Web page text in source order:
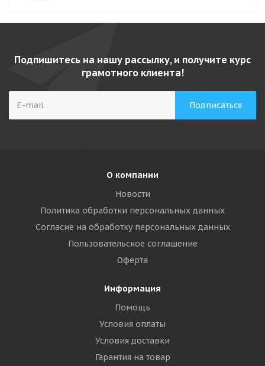
Подпишитесь на нашу рассылку, и получите курс
грамотного клиента!
О компании
Новости
Политика обработки персональных данных
Согласие на обработку персональных данных
Пользовательское соглашение
Оферта
Информация
Помощь
Условия оплаты
Условия доставки
Гарантия на товар